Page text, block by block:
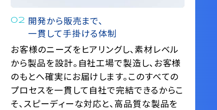
開発から販売まで、
一貫して手掛ける体制
お客様のニーズをヒアリングし、素材レベル
から製品を設計。⾃社⼯場で製造し、お客様
のもとへ確実にお届けします。このすべての
プロセスを一貫して⾃社で完結できるからこ
そ、スピーディーな対応と、⾼品質な製品を